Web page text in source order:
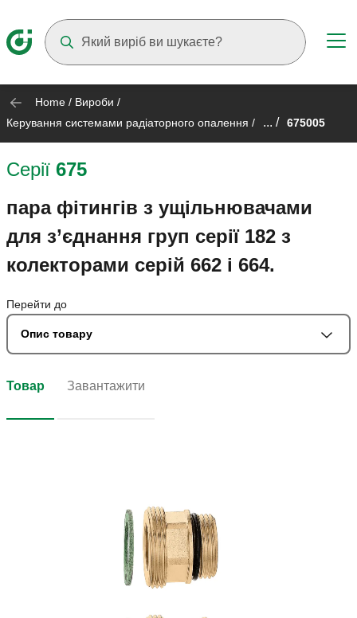
Home / Вироби /
Керування системами радіаторного опалення / ... / 675005
Серії 675
пара фітингів з ущільнювачами
для з’єднання груп серії 182 з
колекторами серій 662 і 664.
Перейти до
Опис товару
Товар Завантажити